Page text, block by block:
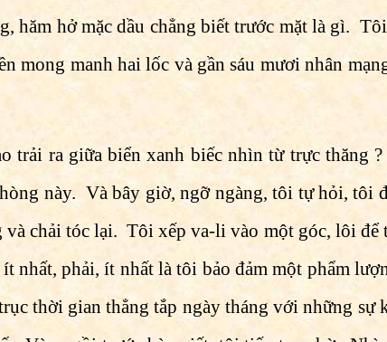
hăm hở mặc dầu chẳng biết trước mặt là gì.
manh hai lốc và gần sáu mươi nhân
trải ra giữa biển xanh biếc nhìn từ trực thăng
này. Và bây giờ, ngỡ ngàng, tôi tự hỏi,
chải tóc lại. Tôi xếp va-li vào một góc, lôi để
nhất, phải, ít nhất là tôi bảo đảm một phẩm
thời gian thẳng tắp ngày tháng với những sự